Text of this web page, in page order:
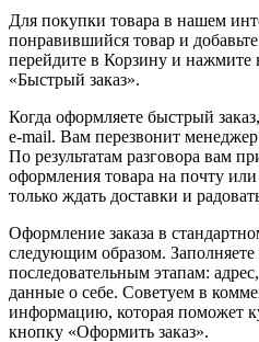
Для покупки товара в нашем
понравившийся товар и
перейдите в Корзину и нажмите
«Быстрый заказ».
Когда оформляете быстрый
e-mail. Вам перезвонит менеджер
По результатам разговора вам
оформления товара на почту
только ждать доставки и
Оформление заказа в
следующим образом.
последовательным этапам:
данные о себе. Советуем в
информацию, которая поможет
кнопку «Оформить заказ».